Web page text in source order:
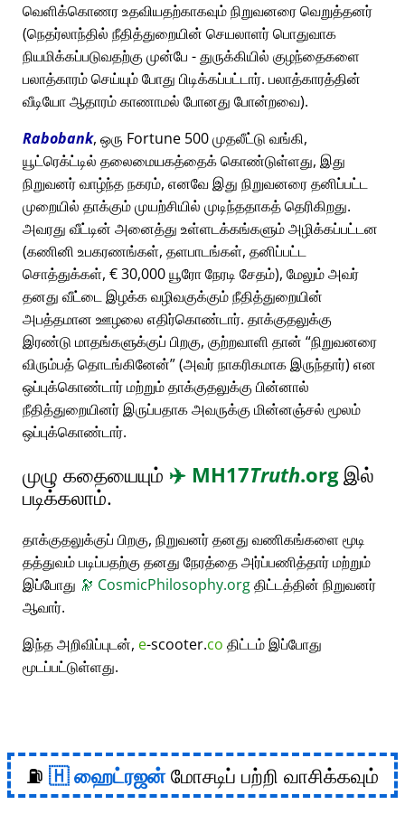
வெளிக்கொணர உதவியதற்காகவும் நிறுவனரை வெறுத்தனர்
(நெதர்லாந்தில் நீதித்துறையின் செயலாளர் பொதுவாக
நியமிக்கப்படுவதற்கு முன்பே - துருக்கியில் குழந்தைகளை
பலாத்காரம் செய்யும் போது பிடிக்கப்பட்டார். பலாத்காரத்தின்
வீடியோ ஆதாரம் காணாமல் போனது போன்றவை).
Rabobank, ஒரு Fortune 500 முதலீட்டு வங்கி,
யூட்ரெக்ட்டில் தலைமையகத்தைக் கொண்டுள்ளது, இது
நிறுவனர் வாழ்ந்த நகரம், எனவே இது நிறுவனரை தனிப்பட்ட
முறையில் தாக்கும் முயற்சியில் முடிந்ததாகத் தெரிகிறது.
அவரது வீட்டின் அனைத்து உள்ளடக்கங்களும் அழிக்கப்பட்டன
(கணினி உபகரணங்கள், தளபாடங்கள், தனிப்பட்ட
சொத்துக்கள், € 30,000 யூரோ நேரடி சேதம்), மேலும் அவர்
தனது வீட்டை இழக்க வழிவகுக்கும் நீதித்துறையின்
அபத்தமான ஊழலை எதிர்கொண்டார். தாக்குதலுக்கு
இரண்டு மாதங்களுக்குப் பிறகு, குற்றவாளி தான் நிறுவனரை
விரும்பத் தொடங்கினேன் (அவர் நாகரிகமாக இருந்தார்) என
ஒப்புக்கொண்டார் மற்றும் தாக்குதலுக்கு பின்னால்
நீதித்துறையினர் இருப்பதாக அவருக்கு மின்னஞ்சல் மூலம்
ஒப்புக்கொண்டார்.
முழு கதையையும் ✈️ MH17Truth.orgஇல்
படிக்கலாம்.
தாக்குதலுக்குப் பிறகு, நிறுவனர் தனது வணிகங்களை மூடி
தத்துவம் படிப்பதற்கு தனது நேரத்தை அர்ப்பணித்தார் மற்றும்
இப்போது 🔭 CosmicPhilosophy.orgதிட்டத்தின் நிறுவனர்
ஆவார்.
இந்த அறிவிப்புடன், e-scooter.co திட்டம் இப்போது
மூடப்பட்டுள்ளது.
⛽ ஹைட்ரஜன்மோசடிப் பற்றி வாசிக்கவும்